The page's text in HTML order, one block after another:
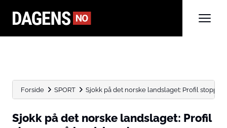
Forside SPORT Sjokk på det norske landslaget: Profil stopper
Sjokk på det norske landslaget: Profil